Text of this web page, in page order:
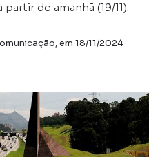
de amanhã (19/11).
em 18/11/2024